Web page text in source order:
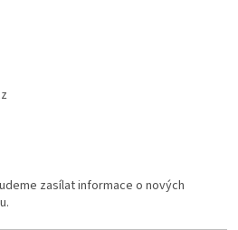
zasílat informace o nových